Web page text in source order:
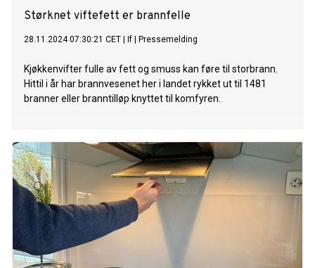
Størknet viftefett er brannfelle
28.11.2024 07:30:21 CET If Pressemelding
Kjøkkenvifter fulle av fett og smuss kan føre til storbrann.
Hittil i år har brannvesenet her i landet rykket ut til 1481
branner eller branntilløp knyttet til komfyren.